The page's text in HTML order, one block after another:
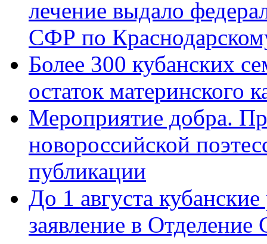
лечение выдало
СФР по
Более 300 кубанских
остаток материнского
Мероприятие добра.
новороссийской
публикации
До 1 августа
заявление в